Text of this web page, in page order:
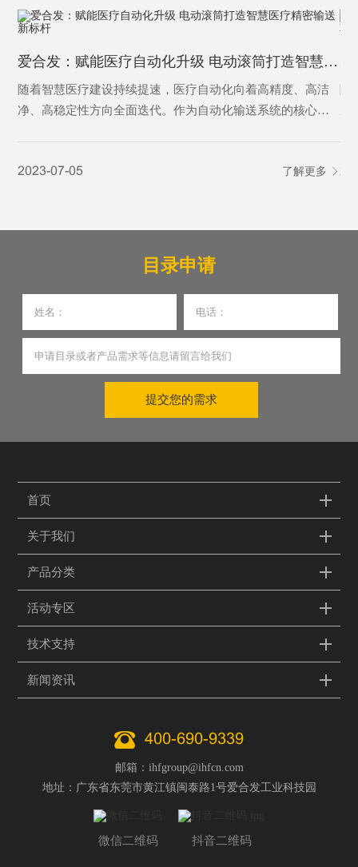
爱合发：赋能医疗自动化升级 电动滚筒打造智慧医疗精密输送新标杆
随着智慧医疗建设持续提速，医疗自动化向着高精度、高洁
净、高稳定性方向全面迭代。作为自动化输送系统的核心动
流、医疗特种转运等多个医疗细分场景，成为助力医疗行业
2023-07-05 了解更多
产
目录申请
提交您的需求
首页
关于我们
产品分类
活动专区
技术支持
新闻资讯
400-690-9339
邮箱：ihfgroup@ihfcn.com
地址：广东省东莞市黄江镇闽泰路1号爱合发工业科技园
微信二维码 抖音二维码